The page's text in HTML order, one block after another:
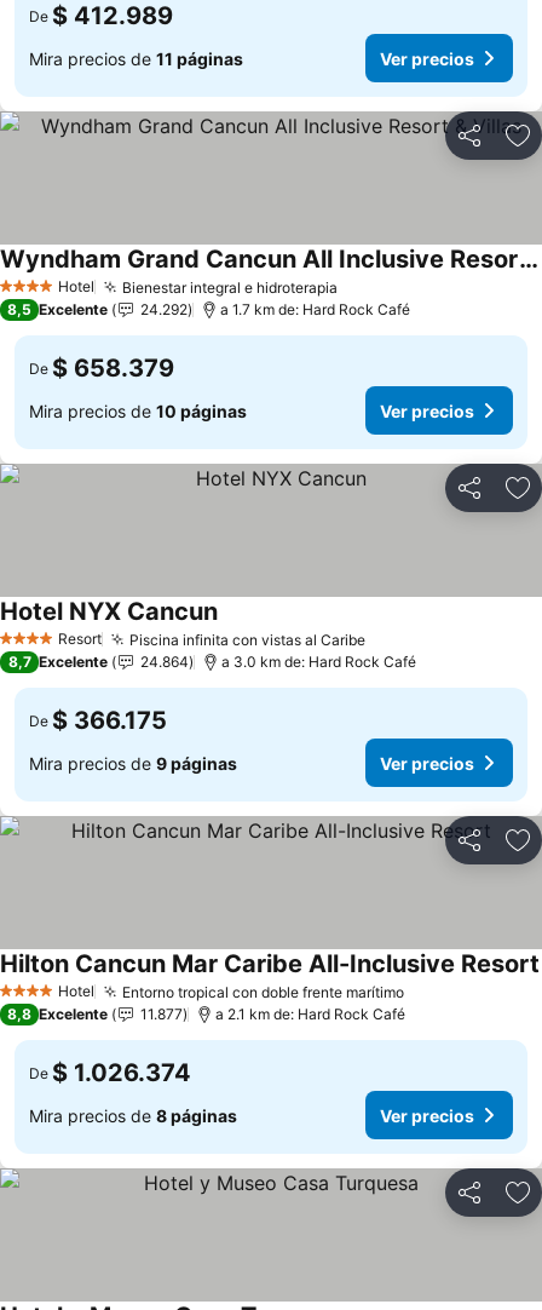
De $ 412.989
Mira precios de 11 páginas Ver precios
Compartir
4 EstrellasHotel Bienestar integral e hidroterapia
Wyndham Grand Cancun All Inclusive Resort & Villas
Ver precios
8,5 Excelente 24.292 a 1.7 km de: Hard Rock Café
De $ 658.379
Mira precios de 10 páginas Ver precios
Compartir
4 EstrellasResort Piscina infinita con vistas al CaribeVer precios
Hotel NYX CancunVer precios
8,7 Excelente 24.864 a 3.0 km de: Hard Rock Café
De $ 366.175
Mira precios de 9 páginas Ver precios
Compartir
4 EstrellasHotel Entorno tropical con doble frente marítimoVer precios
Hilton Cancun Mar Caribe All-Inclusive Resort
8,8 Excelente 11.877 a 2.1 km de: Hard Rock Café
De $ 1.026.374
Mira precios de 8 páginas Ver precios
Compartir